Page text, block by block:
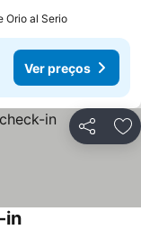
Orio al Serio
Ver preços
Partilhar
in